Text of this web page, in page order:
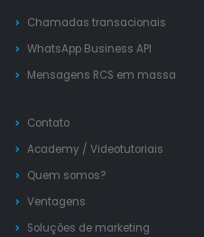
Chamadas transacionais
WhatsApp Business API
Mensagens RCS em massa
Contato
Academy / Videotutoriais
Quem somos?
Ventagens
Soluções de marketing